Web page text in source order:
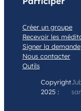
Créer un groupe
Recevoir les
Signer la demande
Nous contacter
Outils
Copyright
2025 :